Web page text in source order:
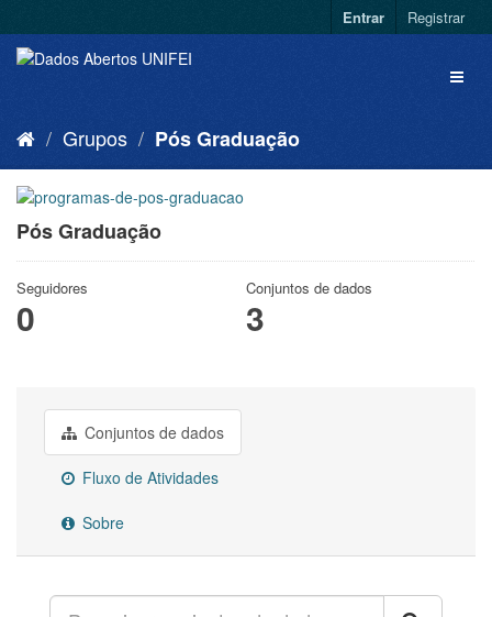
Entrar Registrar
Grupos Pós Graduação
Pós Graduação
Seguidores
0
Conjuntos de dados
3
Conjuntos de dados
Fluxo de Atividades
Sobre